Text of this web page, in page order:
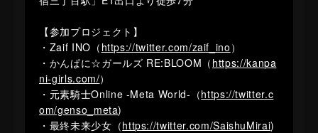
【参加プロジェクト】
・Zaif INO（ https://twitter.com/zaif_ino ）
・かんぱに☆ガールズ RE:BLOOM（ https://kanpa
ni-girls.com/）
・元素騎士Online -Meta World-（https://twitter.c
om/genso_meta)
・最終未来少女（https://twitter.com/SaishuMirai)